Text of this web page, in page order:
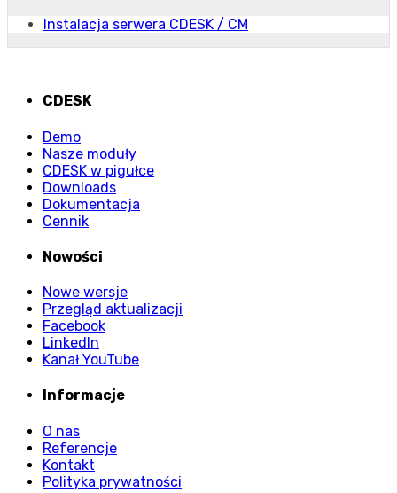
Instalacja serwera CDESK / CM
CDESK
Demo
Nasze moduły
CDESK w pigułce
Downloads
Dokumentacja
Cennik
Nowości
Nowe wersje
Przegląd aktualizacji
Facebook
LinkedIn
Kanał YouTube
Informacje
O nas
Referencje
Kontakt
Polityka prywatności